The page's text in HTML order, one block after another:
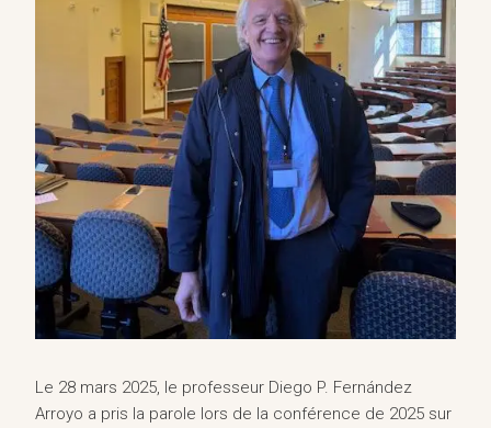
Le 28 mars 2025, le professeur Diego P. Fernández
Arroyo a pris la parole lors de la conférence de 2025 sur